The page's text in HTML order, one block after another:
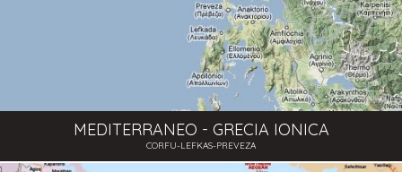
MEDITERRANEO - GRECIA IONICA
CORFU-LEFKAS-PREVEZA